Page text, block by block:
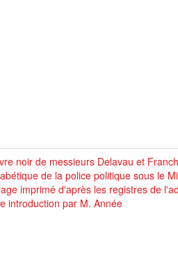
noir de messieurs Delavau et
de la police politique sous le
imprimé d'après les registres de
introduction par M. Année